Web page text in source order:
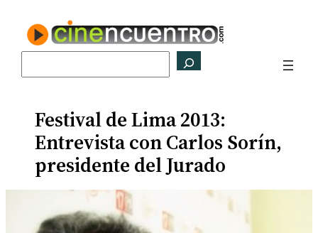
contenido
Festival de Lima 2013:
Entrevista con Carlos Sorín,
presidente del Jurado